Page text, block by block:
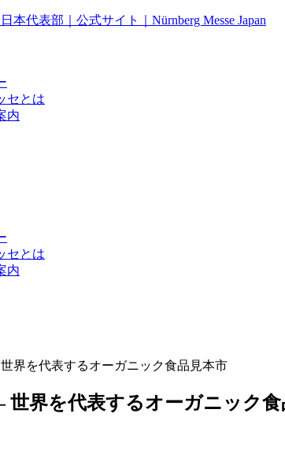
セとは
内
セとは
内
界を代表するオーガニック食品見本市
世界を代表するオーガニック